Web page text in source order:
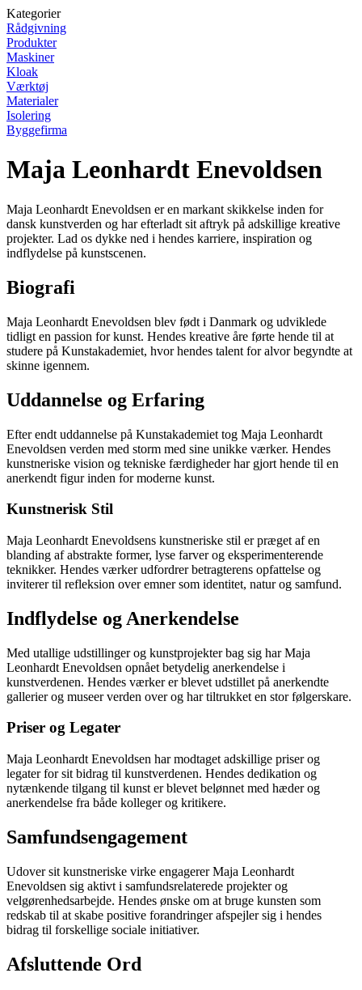
Kategorier
Rådgivning
Produkter
Maskiner
Kloak
Værktøj
Materialer
Isolering
Byggefirma
Maja Leonhardt Enevoldsen
Maja Leonhardt Enevoldsen er en markant skikkelse inden for
dansk kunstverden og har efterladt sit aftryk på adskillige kreative
projekter. Lad os dykke ned i hendes karriere, inspiration og
indflydelse på kunstscenen.
Biografi
Maja Leonhardt Enevoldsen blev født i Danmark og udviklede
tidligt en passion for kunst. Hendes kreative åre førte hende til at
studere på Kunstakademiet, hvor hendes talent for alvor begyndte at
skinne igennem.
Uddannelse og Erfaring
Efter endt uddannelse på Kunstakademiet tog Maja Leonhardt
Enevoldsen verden med storm med sine unikke værker. Hendes
kunstneriske vision og tekniske færdigheder har gjort hende til en
anerkendt figur inden for moderne kunst.
Kunstnerisk Stil
Maja Leonhardt Enevoldsens kunstneriske stil er præget af en
blanding af abstrakte former, lyse farver og eksperimenterende
teknikker. Hendes værker udfordrer betragterens opfattelse og
inviterer til refleksion over emner som identitet, natur og samfund.
Indflydelse og Anerkendelse
Med utallige udstillinger og kunstprojekter bag sig har Maja
Leonhardt Enevoldsen opnået betydelig anerkendelse i
kunstverdenen. Hendes værker er blevet udstillet på anerkendte
gallerier og museer verden over og har tiltrukket en stor følgerskare.
Priser og Legater
Maja Leonhardt Enevoldsen har modtaget adskillige priser og
legater for sit bidrag til kunstverdenen. Hendes dedikation og
nytænkende tilgang til kunst er blevet belønnet med hæder og
anerkendelse fra både kolleger og kritikere.
Samfundsengagement
Udover sit kunstneriske virke engagerer Maja Leonhardt
Enevoldsen sig aktivt i samfundsrelaterede projekter og
velgørenhedsarbejde. Hendes ønske om at bruge kunsten som
redskab til at skabe positive forandringer afspejler sig i hendes
bidrag til forskellige sociale initiativer.
Afsluttende Ord